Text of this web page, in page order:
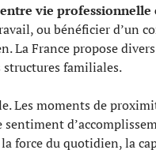
vie professionnelle
ou bénéficier d’un
La France propose divers
familiales.
Les moments de
force du quotidien, la